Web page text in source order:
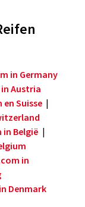
in Germany
Austria
Suisse |
België |
in
Denmark